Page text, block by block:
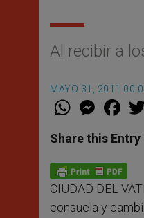
Al recibir a
MAYO 31, 2011
W
t
s
p
p
M
e
s
e
g
e
r
F
a
e
b
o
k
Share this Entry
CIUDAD DEL
consuela y